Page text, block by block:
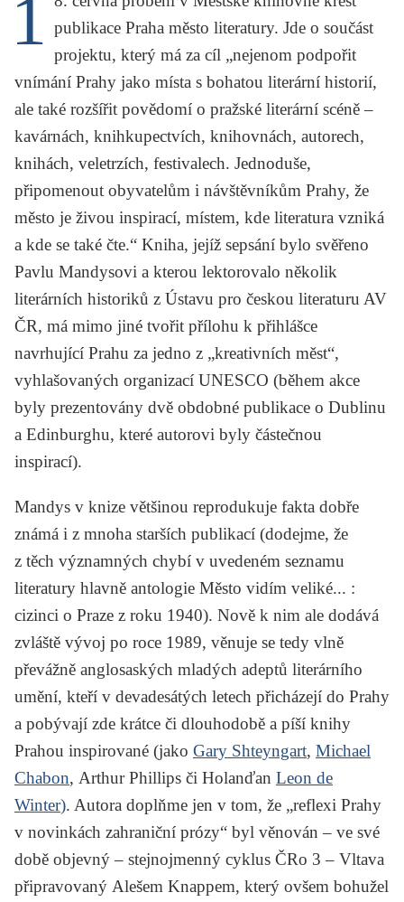
1
publikace Praha město literatury. Jde o součást
projektu, který má za cíl „nejenom podpořit
vnímání Prahy jako místa s bohatou literární historií,
ale také rozšířit povědomí o pražské literární scéně –
kavárnách, knihkupectvích, knihovnách, autorech,
knihách, veletrzích, festivalech. Jednoduše,
připomenout obyvatelům i návštěvníkům Prahy, že
město je živou inspirací, místem, kde literatura vzniká
a kde se také čte.“ Kniha, jejíž sepsání bylo svěřeno
Pavlu Mandysovi a kterou lektorovalo několik
literárních historiků z Ústavu pro českou literaturu AV
ČR, má mimo jiné tvořit přílohu k přihlášce
navrhující Prahu za jedno z „kreativních měst“,
vyhlašovaných organizací UNESCO (během akce
byly prezentovány dvě obdobné publikace o Dublinu
a Edinburghu, které autorovi byly částečnou
inspirací).
Mandys v knize většinou reprodukuje fakta dobře
známá i z mnoha starších publikací (dodejme, že
z těch významných chybí v uvedeném seznamu
literatury hlavně antologie Město vidím veliké... :
cizinci o Praze z roku 1940). Nově k nim ale dodává
zvláště vývoj po roce 1989, věnuje se tedy vlně
převážně anglosaských mladých adeptů literárního
umění, kteří v devadesátých letech přicházejí do Prahy
a pobývají zde krátce či dlouhodobě a píší knihy
Prahou inspirované (jako Gary Shteyngart, Michael
Chabon, Arthur Phillips či Holanďan Leon de
Winter). Autora doplňme jen v tom, že „reflexi Prahy
v novinkách zahraniční prózy“ byl věnován – ve své
době objevný – stejnojmenný cyklus ČRo 3 – Vltava
připravovaný Alešem Knappem, který ovšem bohužel